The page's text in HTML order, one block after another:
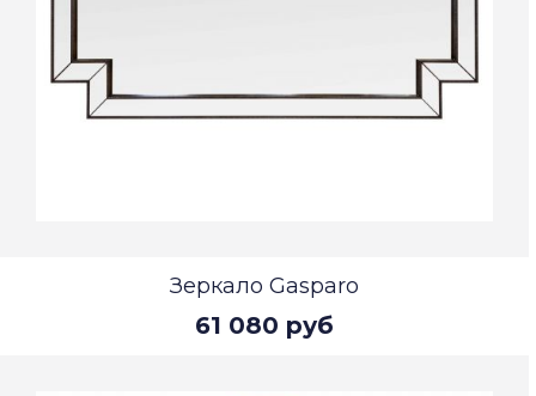
Зеркало Gasparo
61 080 руб